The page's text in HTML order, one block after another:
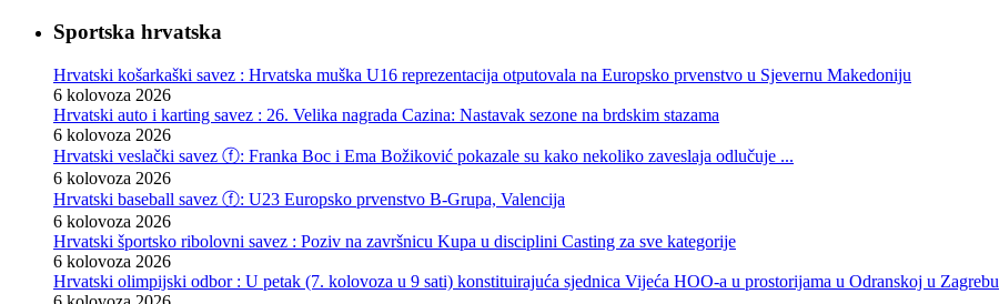
Sportska hrvatska
Hrvatski košarkaški savez : Hrvatska muška U16 reprezentacija otputovala na Europsko prvenstvo u Sjevernu Makedoniju
6 kolovoza 2026
Hrvatski auto i karting savez : 26. Velika nagrada Cazina: Nastavak sezone na brdskim stazama
6 kolovoza 2026
Hrvatski veslački savez ⓕ: Franka Boc i Ema Božiković pokazale su kako nekoliko zaveslaja odlučuje ...
6 kolovoza 2026
Hrvatski baseball savez ⓕ: U23 Europsko prvenstvo B-Grupa, Valencija
6 kolovoza 2026
Hrvatski športsko ribolovni savez : Poziv na završnicu Kupa u disciplini Casting za sve kategorije
6 kolovoza 2026
Hrvatski olimpijski odbor : U petak (7. kolovoza u 9 sati) konstituirajuća sjednica Vijeća HOO-a u prostorijama u Odranskoj u Zagrebu